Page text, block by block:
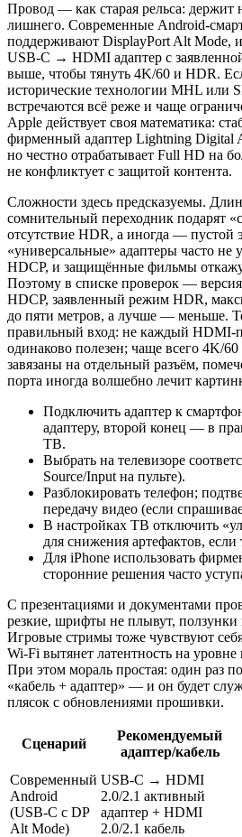
Провод — как старая рельса: держит
лишнего. Современные
поддерживают DisplayPort Alt Mode,
USB‑C → HDMI адаптер с
выше, чтобы тянуть 4K/60 и HDR.
исторические технологии MHL или
встречаются всё реже и чаще
Apple действует своя математика:
фирменный адаптер Lightning Digital
но честно отрабатывает Full HD на
не конфликтует с защитой контента.
Сложности здесь предсказуемы.
сомнительный переходник подарят
отсутствие HDR, а иногда — пустой
«универсальные» адаптеры часто не
HDCP, и защищённые фильмы
Поэтому в списке проверок —
HDCP, заявленный режим HDR,
до пяти метров, а лучше — меньше.
правильный вход: не каждый
одинаково полезен; чаще всего 4K/
завязаны на отдельный разъём,
порта иногда волшебно лечит
Подключить адаптер к
адаптеру, второй конец — в
ТВ.
Выбрать на телевизоре
Source/Input на пульте).
Разблокировать телефон;
передачу видео (если
В настройках ТВ отключить
для снижения артефактов, если
Для iPhone использовать
сторонние решения часто
С презентациями и документами
резкие, шрифты не плывут, ползунки
Игровые стримы тоже чувствуют
Wi‑Fi вытянет латентность на
При этом мораль простая: один раз
«кабель + адаптер» — и он будет
плясок с обновлениями прошивки.
Сценарий
Рекомендуемый
адаптер/кабель
Современный
Android
(USB‑C с DP
Alt Mode)
USB‑C → HDMI
2.0/2.1 активный
адаптер + HDMI
2.0/2.1 кабель